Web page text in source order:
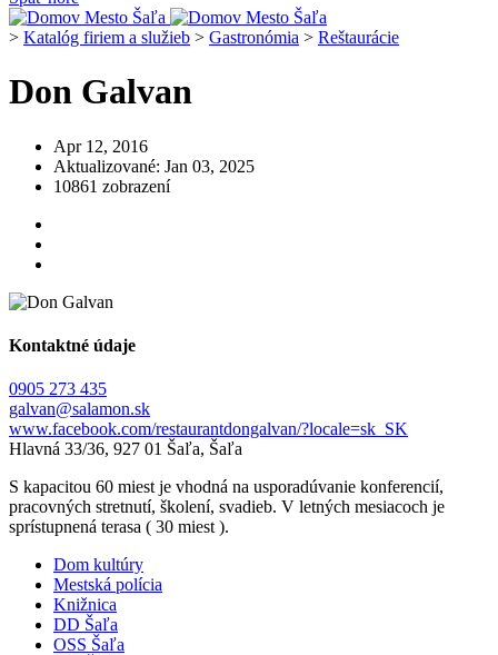
> Katalóg firiem a služieb > Gastronómia > Reštaurácie
Don Galvan
Apr 12, 2016
Aktualizované: Jan 03, 2025
10861 zobrazení
Kontaktné údaje
0905 273 435
galvan@salamon.sk
www.facebook.com/restaurantdongalvan/?locale=sk_SK
Hlavná 33/36, 927 01 Šaľa, Šaľa
S kapacitou 60 miest je vhodná na usporadúvanie konferencií,
pracovných stretnutí, školení, svadieb. V letných mesiacoch je
sprístupnená terasa ( 30 miest ).
Dom kultúry
Mestská polícia
Knižnica
DD Šaľa
OSS Šaľa